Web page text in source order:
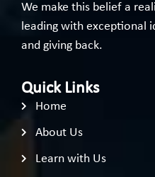
We make this belief a
leading with exceptional
and giving back.
Quick Links
Home
About Us
Learn with Us